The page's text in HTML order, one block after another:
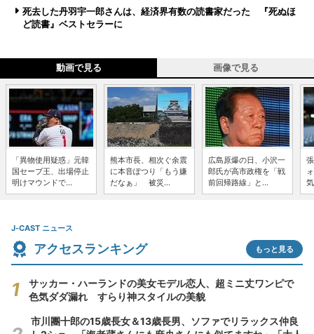
死去した丹羽宇一郎さんは、経済界有数の読書家だった 『死ぬほ
ど読書』ベストセラーに
動画で見る 画像で見る
「異物使用疑惑」元韓
国セーブ王、出場停止
明けマウンドで...
熊本市長、相次ぐ余震
に本音ぽつり「もう嫌
だなぁ」 被災...
広島原爆の日、小沢一
郎氏が高市政権を「戦
前回帰路線」と...
J-CAST ニュース
アクセスランキング もっと見る
サッカー・ハーランドの美女モデル恋人、超ミニ丈ワンピで
色気ダダ漏れ すらり神スタイルの美貌
市川團十郎の15歳長女＆13歳長男、ソファでリラックス仲良